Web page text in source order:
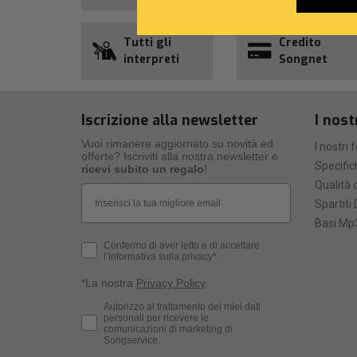
Tutti gli
interpreti
Credito
Songnet
Iscrizione alla newsletter
Vuoi rimanere aggiornato su novità ed
offerte? Iscriviti alla nostra newsletter e
ricevi subito un regalo!
Privacy Policy
Confermo di aver letto e di accettare
l’informativa sulla privacy*.
*La nostra Privacy Policy.
Consenso Marketing
Autorizzo al trattamento dei miei dati
personali per ricevere le
comunicazioni di marketing di
Songservice.
I
I nostri
Qualità
Spartiti
Basi